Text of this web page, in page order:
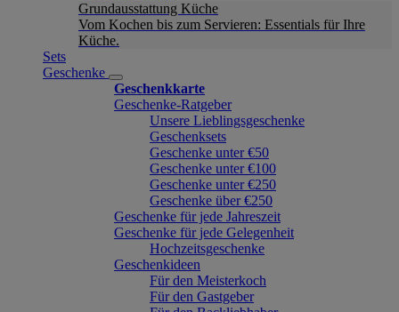
Grundausstattung Küche
Vom Kochen bis zum Servieren: Essentials für Ihre
Küche.
Sets
Geschenke
Geschenkkarte
Geschenke-Ratgeber
Unsere Lieblingsgeschenke
Geschenksets
Geschenke unter €50
Geschenke unter €100
Geschenke unter €250
Geschenke über €250
Geschenke für jede Jahreszeit
Geschenke für jede Gelegenheit
Hochzeitsgeschenke
Geschenkideen
Für den Meisterkoch
Für den Gastgeber